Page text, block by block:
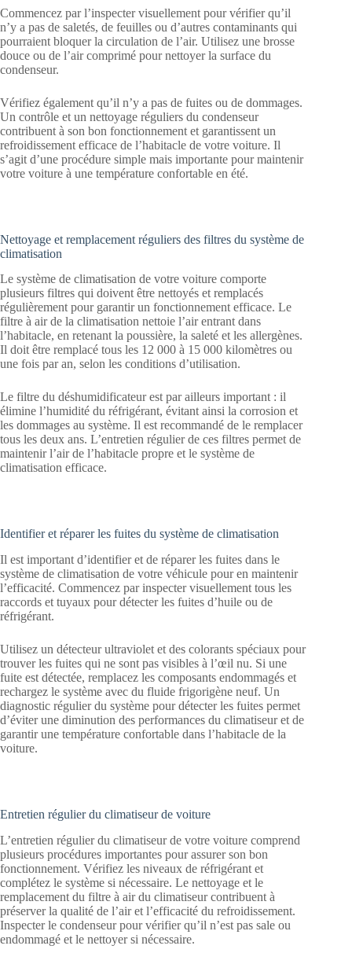
Commencez par l’inspecter visuellement pour vérifier qu’il
n’y a pas de saletés, de feuilles ou d’autres contaminants qui
pourraient bloquer la circulation de l’air. Utilisez une brosse
douce ou de l’air comprimé pour nettoyer la surface du
condenseur.
Vérifiez également qu’il n’y a pas de fuites ou de dommages.
Un contrôle et un nettoyage réguliers du condenseur
contribuent à son bon fonctionnement et garantissent un
refroidissement efficace de l’habitacle de votre voiture. Il
s’agit d’une procédure simple mais importante pour maintenir
votre voiture à une température confortable en été.
Nettoyage et remplacement réguliers des filtres du système de
climatisation
Le système de climatisation de votre voiture comporte
plusieurs filtres qui doivent être nettoyés et remplacés
régulièrement pour garantir un fonctionnement efficace. Le
filtre à air de la climatisation nettoie l’air entrant dans
l’habitacle, en retenant la poussière, la saleté et les allergènes.
Il doit être remplacé tous les 12 000 à 15 000 kilomètres ou
une fois par an, selon les conditions d’utilisation.
Le filtre du déshumidificateur est par ailleurs important : il
élimine l’humidité du réfrigérant, évitant ainsi la corrosion et
les dommages au système. Il est recommandé de le remplacer
tous les deux ans. L’entretien régulier de ces filtres permet de
maintenir l’air de l’habitacle propre et le système de
climatisation efficace.
Identifier et réparer les fuites du système de climatisation
Il est important d’identifier et de réparer les fuites dans le
système de climatisation de votre véhicule pour en maintenir
l’efficacité. Commencez par inspecter visuellement tous les
raccords et tuyaux pour détecter les fuites d’huile ou de
réfrigérant.
Utilisez un détecteur ultraviolet et des colorants spéciaux pour
trouver les fuites qui ne sont pas visibles à l’œil nu. Si une
fuite est détectée, remplacez les composants endommagés et
rechargez le système avec du fluide frigorigène neuf. Un
diagnostic régulier du système pour détecter les fuites permet
d’éviter une diminution des performances du climatiseur et de
garantir une température confortable dans l’habitacle de la
voiture.
Entretien régulier du climatiseur de voiture
L’entretien régulier du climatiseur de votre voiture comprend
plusieurs procédures importantes pour assurer son bon
fonctionnement. Vérifiez les niveaux de réfrigérant et
complétez le système si nécessaire. Le nettoyage et le
remplacement du filtre à air du climatiseur contribuent à
préserver la qualité de l’air et l’efficacité du refroidissement.
Inspecter le condenseur pour vérifier qu’il n’est pas sale ou
endommagé et le nettoyer si nécessaire.